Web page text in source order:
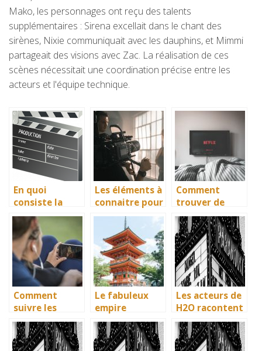
Mako, les personnages ont reçu des talents
supplémentaires : Sirena excellait dans le chant des
sirènes, Nixie communiquait avec les dauphins, et Mimmi
partageait des visions avec Zac. La réalisation de ces
scènes nécessitait une coordination précise entre les
acteurs et l'équipe technique.
En quoi
consiste la
cérémonie des
César?
Les éléments à
connaitre pour
devenir
comédien
Comment
trouver de
nouvelles idées
à regarder le
soir ?
Comment
suivre les
dernieres
actualites sur
les films?
Le fabuleux
empire
japonais et son
histoire
Les acteurs de
H2O racontent
: comment l’ile
de Mako a pris
vie en